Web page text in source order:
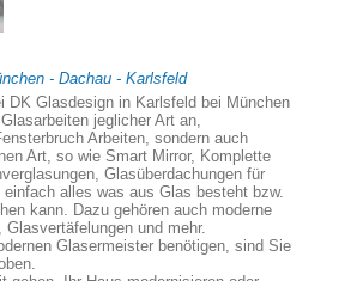
- Dachau - Karlsfeld
DK Glasdesign in Karlsfeld bei München
jeglicher Art an,
Arbeiten, sondern auch
Art, so wie Smart Mirror, Komplette
Glasüberdachungen für
alles was aus Glas besteht bzw.
kann. Dazu gehören auch moderne
und mehr.
Glasermeister benötigen, sind Sie